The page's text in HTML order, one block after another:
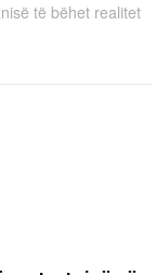
të bëhet realitet